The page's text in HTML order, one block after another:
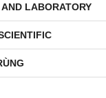
LABORATORY